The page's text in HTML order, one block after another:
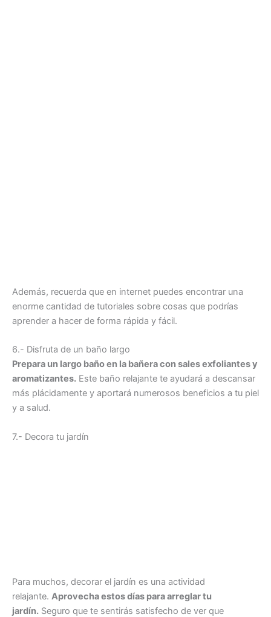
Además, recuerda que en internet puedes encontrar una
enorme cantidad de tutoriales sobre cosas que podrías
aprender a hacer de forma rápida y fácil.
6.- Disfruta de un baño largo
Prepara un largo baño en la bañera con sales exfoliantes y
aromatizantes. Este baño relajante te ayudará a descansar
más plácidamente y aportará numerosos beneficios a tu piel
y a salud.
7.- Decora tu jardín
Para muchos, decorar el jardín es una actividad
relajante. Aprovecha estos días para arreglar tu
jardín. Seguro que te sentirás satisfecho de ver que